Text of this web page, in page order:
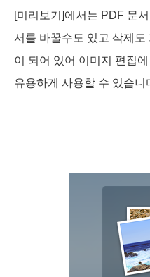
[미리보기]에서는 PDF 문
서를 바꿀수도 있고 삭제
이 되어 있어 이미지 편집
유용하게 사용할 수 있습니